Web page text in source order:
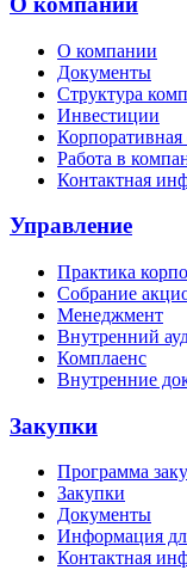
О компании
Документы
Структура
Инвестиции
Корпоративная
Работа в
Контактная
Управление
Практика
Собрание
Менеджмент
Внутренний
Комплаенс
Внутренние
Закупки
Программа
Закупки
Документы
Информация
Контактная